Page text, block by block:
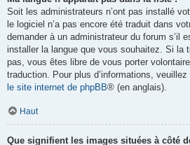
Soit les administrateurs n’ont pas installé
le logiciel n’a pas encore été traduit dans
demander à un administrateur du forum s’il
installer la langue que vous souhaitez. Si la
pas, vous êtes libre de vous porter
traduction. Pour plus d’informations,
le site internet de phpBB® (en anglais).
Haut
Que signifient les images situées à côté